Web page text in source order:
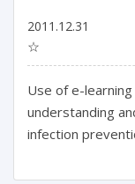
2011.12.31
☆
Use of e-
understanding
infection